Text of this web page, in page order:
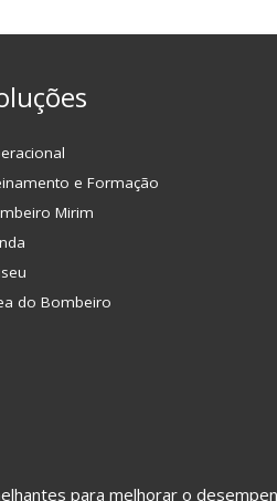
e Formação
Mirim
do Bombeiro
para melhorar o